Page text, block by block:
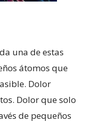
una de estas
átomos que
Dolor
Dolor que solo
de pequeños